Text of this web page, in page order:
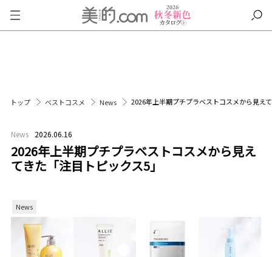
トップ ベストコスメ News 2026年上半期プチプラベストコスメから見え
News 2026.06.16
2026年上半期プチプラベストコスメから見え
てきた「注目トピックス5」
News